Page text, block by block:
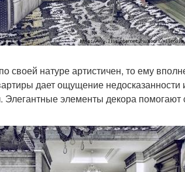
своей натуре артистичен, то ему
дает ощущение
элементы декора помогают